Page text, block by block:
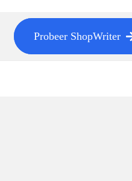
Probeer ShopWriter